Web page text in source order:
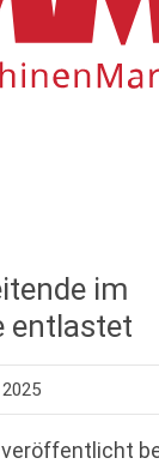
im
entlastet